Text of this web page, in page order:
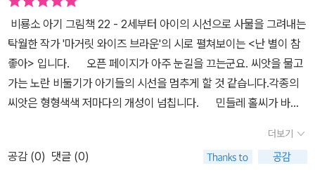
상대로 물고기가 나오는 장면에서는 '~은 물고기, 금 물고기, 까만 물
고기, 할아버지 물고기~' 하면서 읽어내려갈 때마다 그림 속에서 그
물고기들 찾느라 눈에 불을 켜고 달려들더라구요.^^:그림책 가장 아
래 나오는 넙치를 가르키면서 왜 이 친구는 안 나오냐고~~~ 다시 읽
어 달라고 조르기까지 했어요! 사람들은 그닥 좋아하지 않는지.. 휘
리릭 글 읽기가 무섭게 페이지를 넘기더니만...'난 별이 참 좋아'가 나
오는 부분에서는 무슨 생각을 그리 하는지 한참 그림책을 뚫어져라
쳐다보더라구요.그러면서 지난 추석 때 시댁에서 본 밤하늘이 떠올랐
금 더 즐겨주었답니다.나름 연계 놀이를 한 거죠. 겨자씨, 무씨, 옥
수수 씨, 꽃씨, 요런 씨앗 조런 씨앗.땅 위로 초록 새싹 틔우는 씨, 동
실동실 떠다니는 민들레 씨. 옥수수는 사진을 오려 붙힌 듯한 느낌이
나고, 동실동실 떠다니는 민들레 씨는 바느질로 한땀 한땀 표현했어
요.민들레 씨앗이 날아다니는 풍경인데 아몽이가 땅바닥에 두더지
(?)가 빼꼼히 고개를 내민 걸 찾아내고는유심히 보고 있어요.이 책을
본 다음 날 EBS-TV 딩동댕 유치원에서도 두더지가 나왔는데 아몽
이가 두더지를 보더니'엄마, 책에도 두더지 나와! 그치?!' 했답니다.
비룡소 아기 그림책 22 - 2세부터 아이의 시선으로 사물을 그려내는
탁월한 작가 '마거릿 와이즈 브라운'의 시로 펼쳐보이는 <난 별이 참
좋아> 입니다. 오픈 페이지가 아주 눈길을 끄는군요. 씨앗을 물고
가는 노란 비둘기가 아기들의 시선을 멈추게 할 것 같습니다.각종의
씨앗은 형형색색 저마다의 개성이 넘칩니다. 민들레 홀씨가 바람
까요? 물고기도 보입니다. 연못에서, 시냇물에서, 넓은 바다에서
놀던 물고기들 다 모였습니다.흘러내리는 물풀의 표현들이 자유로워
더보기
공감 (0) 댓글 (0)